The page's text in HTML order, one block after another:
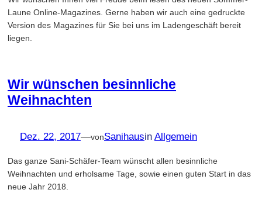
Laune Online-Magazines. Gerne haben wir auch eine gedruckte
Version des Magazines für Sie bei uns im Ladengeschäft bereit
liegen.
Wir wünschen besinnliche
Weihnachten
Dez. 22, 2017—vonSanihausin Allgemein
Das ganze Sani-Schäfer-Team wünscht allen besinnliche
Weihnachten und erholsame Tage, sowie einen guten Start in das
neue Jahr 2018.